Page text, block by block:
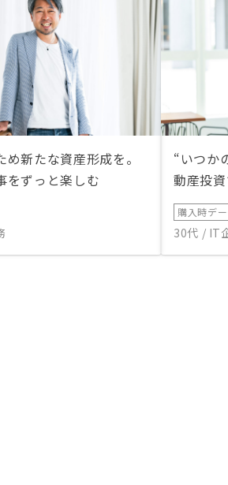
新たな資産形成を。
をずっと楽しむ
“いつか
動産投
購入時デ
30代 / IT